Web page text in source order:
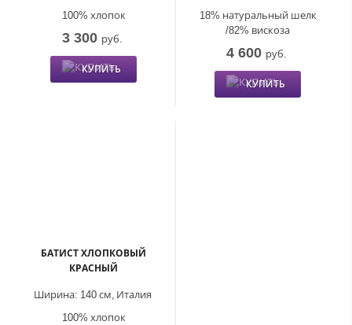
100% хлопок
3 300 руб.
КУПИТЬ
18% натуральный шелк
/82% вискоза
4 600 руб.
КУПИТЬ
БАТИСТ ХЛОПКОВЫЙ
КРАСНЫЙ
Италия
Ширина: 140 см,
100% хлопок